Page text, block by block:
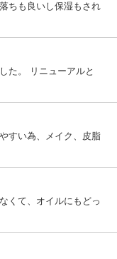
ちも良いし保湿もされ
た。 リニューアルと
すい為、メイク、皮脂
くて、オイルにもどっ